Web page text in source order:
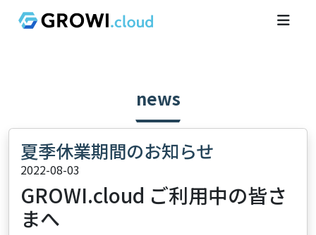
news
夏季休業期間のお知らせ
2022-08-03
GROWI.cloud ご利用中の皆さ
まへ